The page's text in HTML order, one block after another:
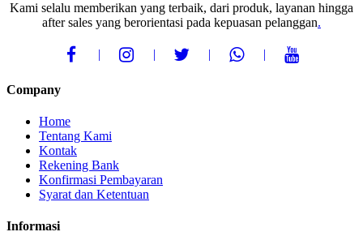
Kami selalu memberikan yang terbaik, dari produk, layanan hingga
after sales yang berorientasi pada kepuasan pelanggan.
Company
Home
Tentang Kami
Kontak
Rekening Bank
Konfirmasi Pembayaran
Syarat dan Ketentuan
Informasi